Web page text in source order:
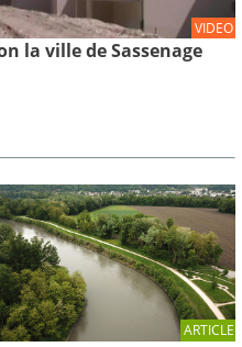
VIDEO
la ville de Sassenage
ARTICLE